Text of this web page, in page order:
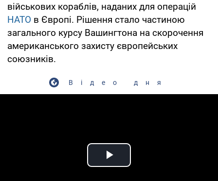
військових кораблів, наданих для операцій
НАТО в Європі. Рішення стало частиною
загального курсу Вашингтона на скорочення
американського захисту європейських
союзників.
Відео дня
Play Video